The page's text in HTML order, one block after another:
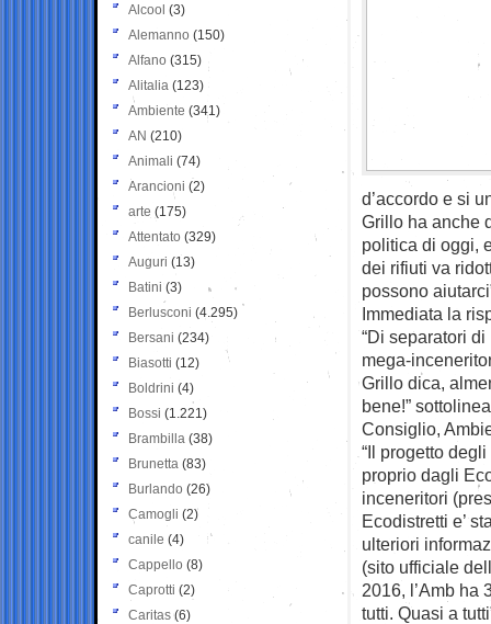
d’accordo e si
Grillo ha anche
politica di oggi,
dei rifiuti va
possono
Immediata la
“Di separatori
mega-
Grillo dica,
bene!”
Consiglio,
“Il progetto
proprio dagli
inceneritori
Ecodistretti e’
ulteriori
(sito ufficiale
2016, l’Amb ha
tutti. Quasi a
Alcool (3)
Alemanno (150)
Alfano (315)
Alitalia (123)
Ambiente (341)
AN (210)
Animali (74)
Arancioni (2)
arte (175)
Attentato (329)
Auguri (13)
Batini (3)
Berlusconi (4.295)
Bersani (234)
Biasotti (12)
Boldrini (4)
Bossi (1.221)
Brambilla (38)
Brunetta (83)
Burlando (26)
Camogli (2)
canile (4)
Cappello (8)
Caprotti (2)
Caritas (6)